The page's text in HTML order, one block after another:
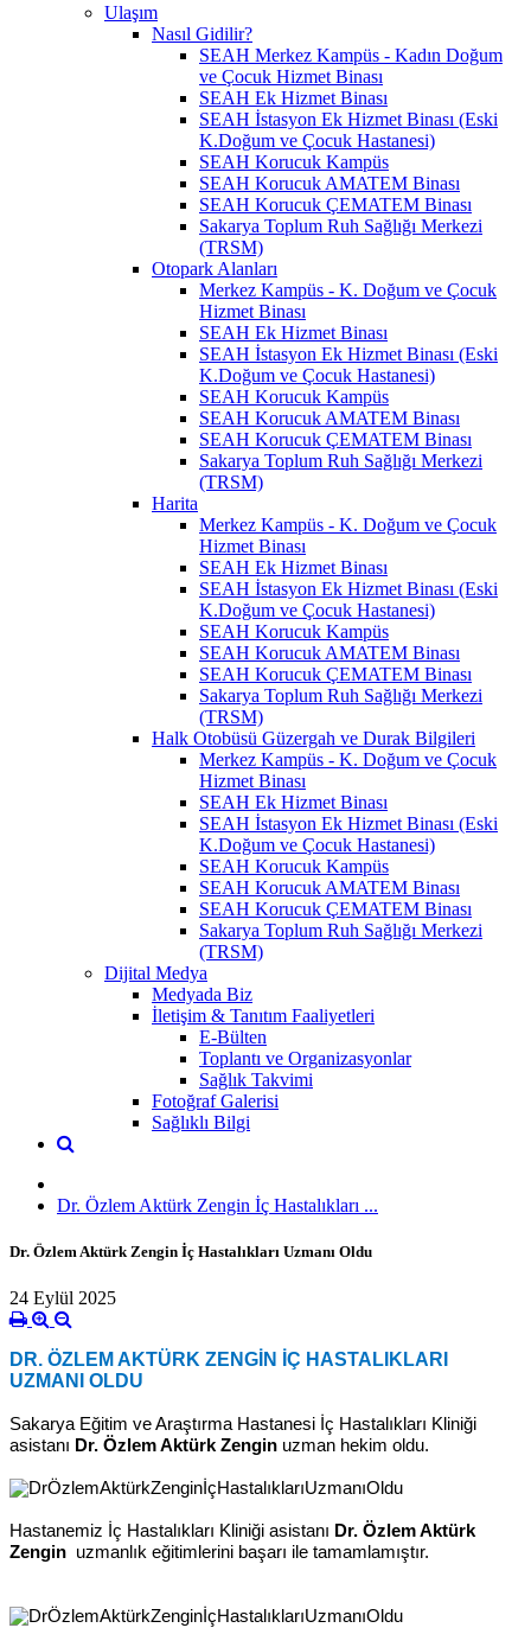
Ulaşım
Nasıl Gidilir?
SEAH Merkez Kampüs - Kadın Doğum
ve Çocuk Hizmet Binası
SEAH Ek Hizmet Binası
SEAH İstasyon Ek Hizmet Binası (Eski
K.Doğum ve Çocuk Hastanesi)
SEAH Korucuk Kampüs
SEAH Korucuk AMATEM Binası
SEAH Korucuk ÇEMATEM Binası
Sakarya Toplum Ruh Sağlığı Merkezi
(TRSM)
Otopark Alanları
Merkez Kampüs - K. Doğum ve Çocuk
Hizmet Binası
SEAH Ek Hizmet Binası
SEAH İstasyon Ek Hizmet Binası (Eski
K.Doğum ve Çocuk Hastanesi)
SEAH Korucuk Kampüs
SEAH Korucuk AMATEM Binası
SEAH Korucuk ÇEMATEM Binası
Sakarya Toplum Ruh Sağlığı Merkezi
(TRSM)
Harita
Merkez Kampüs - K. Doğum ve Çocuk
Hizmet Binası
SEAH Ek Hizmet Binası
SEAH İstasyon Ek Hizmet Binası (Eski
K.Doğum ve Çocuk Hastanesi)
SEAH Korucuk Kampüs
SEAH Korucuk AMATEM Binası
SEAH Korucuk ÇEMATEM Binası
Sakarya Toplum Ruh Sağlığı Merkezi
(TRSM)
Halk Otobüsü Güzergah ve Durak Bilgileri
Merkez Kampüs - K. Doğum ve Çocuk
Hizmet Binası
SEAH Ek Hizmet Binası
SEAH İstasyon Ek Hizmet Binası (Eski
K.Doğum ve Çocuk Hastanesi)
SEAH Korucuk Kampüs
SEAH Korucuk AMATEM Binası
SEAH Korucuk ÇEMATEM Binası
Sakarya Toplum Ruh Sağlığı Merkezi
(TRSM)
Dijital Medya
Medyada Biz
İletişim & Tanıtım Faaliyetleri
E-Bülten
Toplantı ve Organizasyonlar
Sağlık Takvimi
Fotoğraf Galerisi
Sağlıklı Bilgi
Dr. Özlem Aktürk Zengin İç Hastalıkları ...
Dr. Özlem Aktürk Zengin İç Hastalıkları Uzmanı Oldu
24 Eylül 2025
DR. ÖZLEM AKTÜRK ZENGİN İÇ HASTALIKLARI
UZMANI OLDU
Sakarya Eğitim ve Araştırma Hastanesi İç Hastalıkları Kliniği
asistanı Dr. Özlem Aktürk Zengin uzman hekim oldu.
Hastanemiz İç Hastalıkları Kliniği asistanı Dr. Özlem Aktürk
Zengin uzmanlık eğitimlerini başarı ile tamamlamıştır.